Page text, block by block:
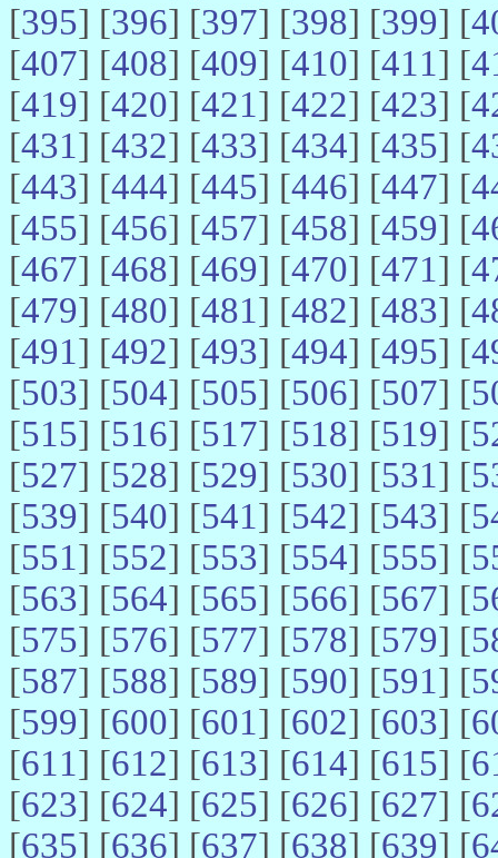
[395] [396] [397] [398] [399] [
[407] [408] [409] [410] [411] [
[419] [420] [421] [422] [423] [
[431] [432] [433] [434] [435] [
[443] [444] [445] [446] [447] [
[455] [456] [457] [458] [459] [
[467] [468] [469] [470] [471] [
[479] [480] [481] [482] [483] [
[491] [492] [493] [494] [495] [
[503] [504] [505] [506] [507] [
[515] [516] [517] [518] [519] [
[527] [528] [529] [530] [531] [
[539] [540] [541] [542] [543] [
[551] [552] [553] [554] [555] [
[563] [564] [565] [566] [567] [
[575] [576] [577] [578] [579] [
[587] [588] [589] [590] [591] [
[599] [600] [601] [602] [603] [
[611] [612] [613] [614] [615] [
[623] [624] [625] [626] [627] [
[635] [636] [637] [638] [639] [